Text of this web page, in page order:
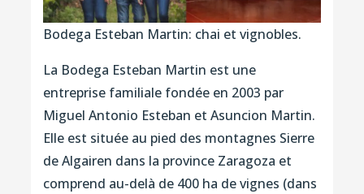
Bodega Esteban Martin: chai et vignobles.
La Bodega Esteban Martin est une
entreprise familiale fondée en 2003 par
Miguel Antonio Esteban et Asuncion Martin.
Elle est située au pied des montagnes Sierre
de Algairen dans la province Zaragoza et
comprend au-delà de 400 ha de vignes (dans